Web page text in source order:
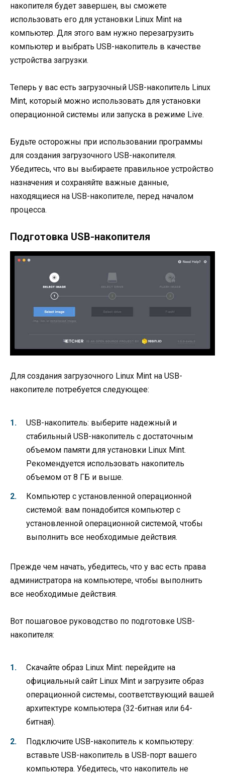
накопителя будет завершен, вы сможете
использовать его для установки Linux Mint на
компьютер. Для этого вам нужно перезагрузить
компьютер и выбрать USB-накопитель в качестве
устройства загрузки.
Теперь у вас есть загрузочный USB-накопитель Linux
Mint, который можно использовать для установки
операционной системы или запуска в режиме Live.
Будьте осторожны при использовании программы
для создания загрузочного USB-накопителя.
Убедитесь, что вы выбираете правильное устройство
назначения и сохраняйте важные данные,
находящиеся на USB-накопителе, перед началом
процесса.
Подготовка USB-накопителя
Для создания загрузочного Linux Mint на USB-
накопителе потребуется следующее:
USB-накопитель: выберите надежный и
стабильный USB-накопитель с достаточным
объемом памяти для установки Linux Mint.
Рекомендуется использовать накопитель
объемом от 8 ГБ и выше.
Компьютер с установленной операционной
системой: вам понадобится компьютер с
установленной операционной системой, чтобы
выполнить все необходимые действия.
Прежде чем начать, убедитесь, что у вас есть права
администратора на компьютере, чтобы выполнить
все необходимые действия.
Вот пошаговое руководство по подготовке USB-
накопителя:
Скачайте образ Linux Mint: перейдите на
официальный сайт Linux Mint и загрузите образ
операционной системы, соответствующий вашей
архитектуре компьютера (32-битная или 64-
битная).
Подключите USB-накопитель к компьютеру:
вставьте USB-накопитель в USB-порт вашего
компьютера. Убедитесь, что накопитель не